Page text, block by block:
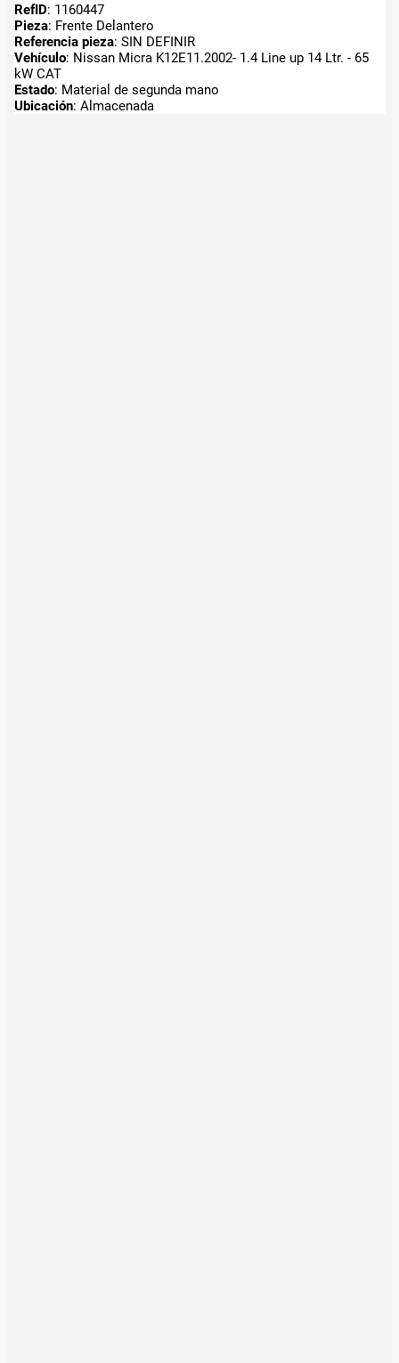
RefID: 1160447
Pieza: Frente Delantero
Referencia pieza: SIN DEFINIR
Vehículo: Nissan Micra K12E11.2002- 1.4 Line up 14 Ltr. - 65
kW CAT
Estado: Material de segunda mano
Ubicación: Almacenada